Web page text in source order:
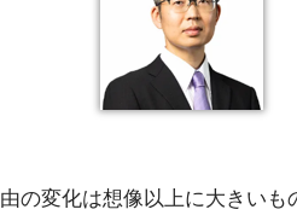
の変化は想像以上に大きいも